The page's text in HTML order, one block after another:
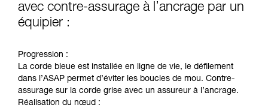
avec contre-assurage à l’ancrage par un
équipier :
Progression :
La corde bleue est installée en ligne de vie, le défilement
dans l’ASAP permet d’éviter les boucles de mou. Contre-
assurage sur la corde grise avec un assureur à l’ancrage.
Réalisation du nœud :